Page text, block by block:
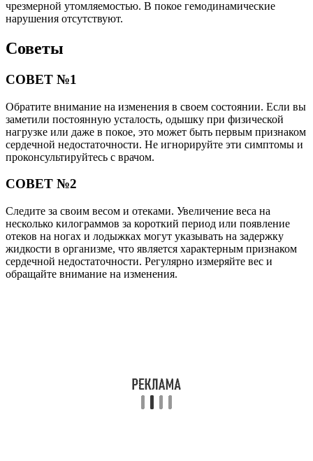
чрезмерной утомляемостью. В покое гемодинамические
нарушения отсутствуют.
Советы
СОВЕТ №1
Обратите внимание на изменения в своем состоянии. Если вы
заметили постоянную усталость, одышку при физической
нагрузке или даже в покое, это может быть первым признаком
сердечной недостаточности. Не игнорируйте эти симптомы и
проконсультируйтесь с врачом.
СОВЕТ №2
Следите за своим весом и отеками. Увеличение веса на
несколько килограммов за короткий период или появление
отеков на ногах и лодыжках могут указывать на задержку
жидкости в организме, что является характерным признаком
сердечной недостаточности. Регулярно измеряйте вес и
обращайте внимание на изменения.